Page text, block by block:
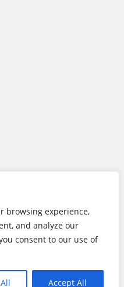
browsing experience,
and analyze our
consent to our use of
Accept All